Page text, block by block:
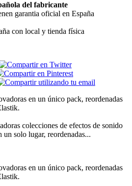
del fabricante
garantia oficial en España
con local y tienda física
en un único pack, reordenadas
colecciones de efectos de sonido
solo lugar, reordenadas...
en un único pack, reordenadas